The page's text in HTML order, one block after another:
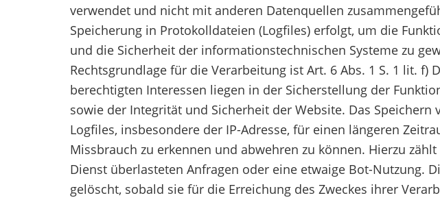
verwendet und nicht mit anderen Datenquellen
Speicherung in Protokolldateien (Logfiles) erfolgt, um die
und die Sicherheit der informationstechnischen Systeme zu
Rechtsgrundlage für die Verarbeitung ist Art. 6 Abs. 1 S. 1 lit. f)
berechtigten Interessen liegen in der Sicherstellung der
sowie der Integrität und Sicherheit der Website. Das Speichern
Logfiles, insbesondere der IP-Adresse, für einen längeren
Missbrauch zu erkennen und abwehren zu können. Hierzu
Dienst überlasteten Anfragen oder eine etwaige Bot-Nutzung.
gelöscht, sobald sie für die Erreichung des Zweckes ihrer